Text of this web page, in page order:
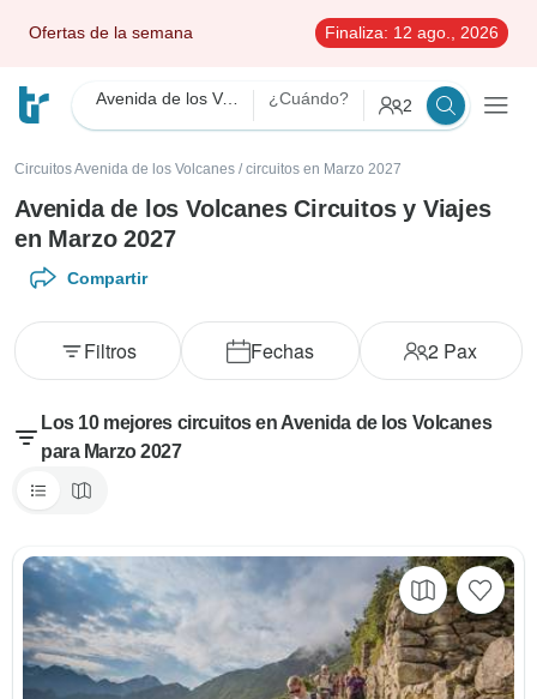
Ofertas de la semana Finaliza: 12 ago., 2026
Avenida de los Volcanes ¿Cuándo? 2
Circuitos Avenida de los Volcanes / circuitos en Marzo 2027
Avenida de los Volcanes Circuitos y Viajes
en Marzo 2027
Compartir
Fechas 2 Pax
Filtros
Los 10 mejores circuitos en Avenida de los Volcanes
para Marzo 2027